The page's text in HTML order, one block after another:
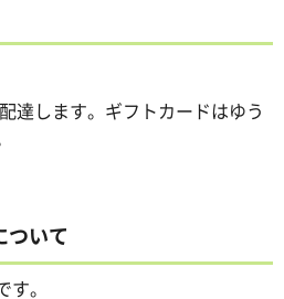
達します。ギフトカードはゆう
ついて
。